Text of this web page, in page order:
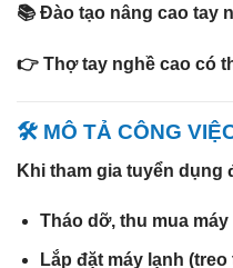
📚 Đào tạo nâng cao tay
👉 Thợ tay nghề cao có
🛠️ MÔ TẢ CÔNG
Khi tham gia tuyển dụng
Tháo dỡ, thu mua máy
Lắp đặt máy lạnh